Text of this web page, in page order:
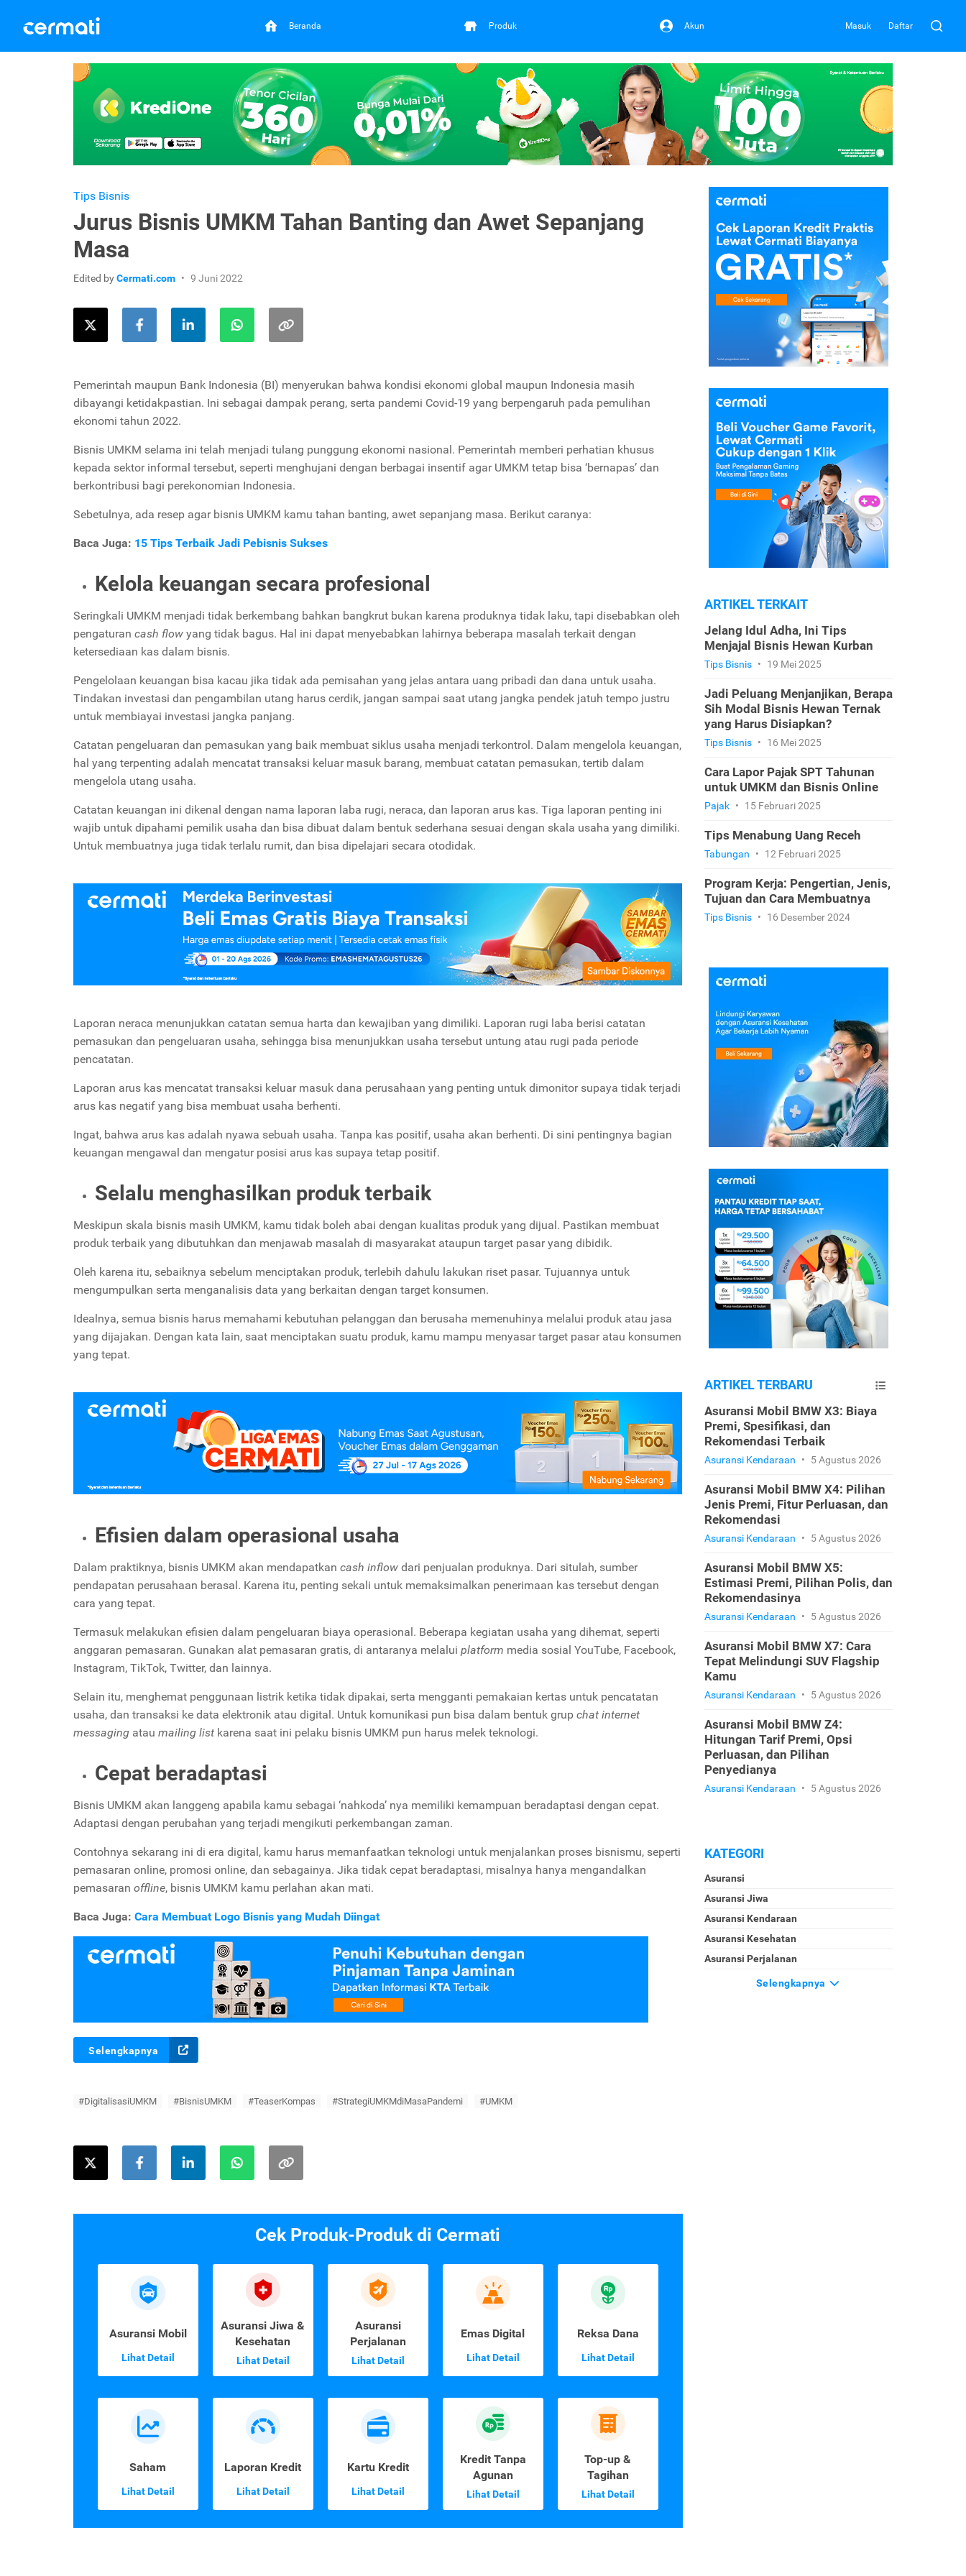
Beranda Produk Akun Masuk Daftar
Tips Bisnis
Jurus Bisnis UMKM Tahan Banting dan Awet Sepanjang
Masa
Edited byCermati.com 9 Juni 2022
Pemerintah maupun Bank Indonesia (BI) menyerukan bahwa kondisi ekonomi global maupun Indonesia masih
dibayangi ketidakpastian. Ini sebagai dampak perang, serta pandemi Covid-19 yang berpengaruh pada pemulihan
ekonomi tahun 2022.
Bisnis UMKM selama ini telah menjadi tulang punggung ekonomi nasional. Pemerintah memberi perhatian khusus
kepada sektor informal tersebut, seperti menghujani dengan berbagai insentif agar UMKM tetap bisa ‘bernapas’ dan
berkontribusi bagi perekonomian Indonesia.
Sebetulnya, ada resep agar bisnis UMKM kamu tahan banting, awet sepanjang masa. Berikut caranya:
Baca Juga: 15 Tips Terbaik Jadi Pebisnis Sukses
Kelola keuangan secara profesional
Seringkali UMKM menjadi tidak berkembang bahkan bangkrut bukan karena produknya tidak laku, tapi disebabkan oleh
pengaturan cash flow yang tidak bagus. Hal ini dapat menyebabkan lahirnya beberapa masalah terkait dengan
ketersediaan kas dalam bisnis.
Pengelolaan keuangan bisa kacau jika tidak ada pemisahan yang jelas antara uang pribadi dan dana untuk usaha.
Tindakan investasi dan pengambilan utang harus cerdik, jangan sampai saat utang jangka pendek jatuh tempo justru
untuk membiayai investasi jangka panjang.
Catatan pengeluaran dan pemasukan yang baik membuat siklus usaha menjadi terkontrol. Dalam mengelola keuangan,
hal yang terpenting adalah mencatat transaksi keluar masuk barang, membuat catatan pemasukan, tertib dalam
mengelola utang usaha.
Catatan keuangan ini dikenal dengan nama laporan laba rugi, neraca, dan laporan arus kas. Tiga laporan penting ini
wajib untuk dipahami pemilik usaha dan bisa dibuat dalam bentuk sederhana sesuai dengan skala usaha yang dimiliki.
Untuk membuatnya juga tidak terlalu rumit, dan bisa dipelajari secara otodidak.
Laporan neraca menunjukkan catatan semua harta dan kewajiban yang dimiliki. Laporan rugi laba berisi catatan
pemasukan dan pengeluaran usaha, sehingga bisa menunjukkan usaha tersebut untung atau rugi pada periode
pencatatan.
Laporan arus kas mencatat transaksi keluar masuk dana perusahaan yang penting untuk dimonitor supaya tidak terjadi
arus kas negatif yang bisa membuat usaha berhenti.
Ingat, bahwa arus kas adalah nyawa sebuah usaha. Tanpa kas positif, usaha akan berhenti. Di sini pentingnya bagian
keuangan mengawal dan mengatur posisi arus kas supaya tetap positif.
Selalu menghasilkan produk terbaik
Meskipun skala bisnis masih UMKM, kamu tidak boleh abai dengan kualitas produk yang dijual. Pastikan membuat
produk terbaik yang dibutuhkan dan menjawab masalah di masyarakat ataupun target pasar yang dibidik.
Oleh karena itu, sebaiknya sebelum menciptakan produk, terlebih dahulu lakukan riset pasar. Tujuannya untuk
mengumpulkan serta menganalisis data yang berkaitan dengan target konsumen.
Idealnya, semua bisnis harus memahami kebutuhan pelanggan dan berusaha memenuhinya melalui produk atau jasa
yang dijajakan. Dengan kata lain, saat menciptakan suatu produk, kamu mampu menyasar target pasar atau konsumen
yang tepat.
Efisien dalam operasional usaha
Dalam praktiknya, bisnis UMKM akan mendapatkan cash inflow dari penjualan produknya. Dari situlah, sumber
pendapatan perusahaan berasal. Karena itu, penting sekali untuk memaksimalkan penerimaan kas tersebut dengan
cara yang tepat.
Termasuk melakukan efisien dalam pengeluaran biaya operasional. Beberapa kegiatan usaha yang dihemat, seperti
anggaran pemasaran. Gunakan alat pemasaran gratis, di antaranya melalui platform media sosial YouTube, Facebook,
Instagram, TikTok, Twitter, dan lainnya.
Selain itu, menghemat penggunaan listrik ketika tidak dipakai, serta mengganti pemakaian kertas untuk pencatatan
usaha, dan transaksi ke data elektronik atau digital. Untuk komunikasi pun bisa dalam bentuk grup chat internet
messaging atau mailing list karena saat ini pelaku bisnis UMKM pun harus melek teknologi.
Cepat beradaptasi
Bisnis UMKM akan langgeng apabila kamu sebagai ‘nahkoda’ nya memiliki kemampuan beradaptasi dengan cepat.
Adaptasi dengan perubahan yang terjadi mengikuti perkembangan zaman.
Contohnya sekarang ini di era digital, kamu harus memanfaatkan teknologi untuk menjalankan proses bisnismu, seperti
pemasaran online, promosi online, dan sebagainya. Jika tidak cepat beradaptasi, misalnya hanya mengandalkan
pemasaran offline, bisnis UMKM kamu perlahan akan mati.
Baca Juga: Cara Membuat Logo Bisnis yang Mudah Diingat
Selengkapnya
#DigitalisasiUMKM #BisnisUMKM #TeaserKompas #StrategiUMKMdiMasaPandemi #UMKM
Cek Produk-Produk di Cermati
Asuransi Mobil
Lihat Detail
Asuransi Jiwa &
Kesehatan
Lihat Detail
Asuransi
Perjalanan
Lihat Detail
Emas Digital
Lihat Detail
Reksa Dana
Lihat Detail
Saham
Lihat Detail
Laporan Kredit
Lihat Detail
Kartu Kredit
Lihat Detail
Kredit Tanpa
Agunan
Lihat Detail
Top-up &
Tagihan
Lihat Detail
ARTIKEL TERKAIT
Jelang Idul Adha, Ini Tips
Menjajal Bisnis Hewan Kurban
Tips Bisnis • 19 Mei 2025
Jadi Peluang Menjanjikan, Berapa
Sih Modal Bisnis Hewan Ternak
yang Harus Disiapkan?
Tips Bisnis • 16 Mei 2025
Cara Lapor Pajak SPT Tahunan
untuk UMKM dan Bisnis Online
Pajak • 15 Februari 2025
Tips Menabung Uang Receh
Tabungan • 12 Februari 2025
Program Kerja: Pengertian, Jenis,
Tujuan dan Cara Membuatnya
Tips Bisnis • 16 Desember 2024
ARTIKEL TERBARU
Asuransi Mobil BMW X3: Biaya
Premi, Spesifikasi, dan
Rekomendasi Terbaik
Asuransi Kendaraan • 5 Agustus 2026
Asuransi Mobil BMW X4: Pilihan
Jenis Premi, Fitur Perluasan, dan
Rekomendasi
Asuransi Kendaraan • 5 Agustus 2026
Asuransi Mobil BMW X5:
Estimasi Premi, Pilihan Polis, dan
Rekomendasinya
Asuransi Kendaraan • 5 Agustus 2026
Asuransi Mobil BMW X7: Cara
Tepat Melindungi SUV Flagship
Kamu
Asuransi Kendaraan • 5 Agustus 2026
Asuransi Mobil BMW Z4:
Hitungan Tarif Premi, Opsi
Perluasan, dan Pilihan
Penyedianya
Asuransi Kendaraan • 5 Agustus 2026
KATEGORI
Asuransi
Asuransi Jiwa
Asuransi Kendaraan
Asuransi Kesehatan
Asuransi Perjalanan
Selengkapnya